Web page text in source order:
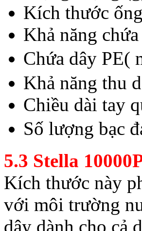
Kích thước
Khả năng
Chứa dây PE(
Khả năng thu
Chiều dài tay
Số lượng bạc
5.3 Stella
Kích thước này
với môi trường
dây dành cho cả